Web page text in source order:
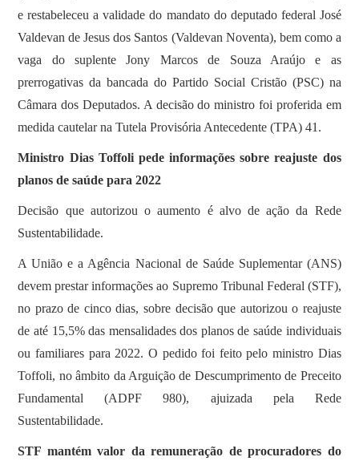
e restabeleceu a validade do mandato do deputado federal José
Valdevan de Jesus dos Santos (Valdevan Noventa), bem como a
vaga do suplente Jony Marcos de Souza Araújo e as
prerrogativas da bancada do Partido Social Cristão (PSC) na
Câmara dos Deputados. A decisão do ministro foi proferida em
medida cautelar na Tutela Provisória Antecedente (TPA) 41.
Ministro Dias Toffoli pede informações sobre reajuste dos
planos de saúde para 2022
Decisão que autorizou o aumento é alvo de ação da Rede
Sustentabilidade.
A União e a Agência Nacional de Saúde Suplementar (ANS)
devem prestar informações ao Supremo Tribunal Federal (STF),
no prazo de cinco dias, sobre decisão que autorizou o reajuste
de até 15,5% das mensalidades dos planos de saúde individuais
ou familiares para 2022. O pedido foi feito pelo ministro Dias
Toffoli, no âmbito da Arguição de Descumprimento de Preceito
Fundamental (ADPF 980), ajuizada pela Rede
Sustentabilidade.
STF mantém valor da remuneração de procuradores do